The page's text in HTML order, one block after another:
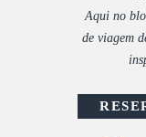
Aqui no
de viagem